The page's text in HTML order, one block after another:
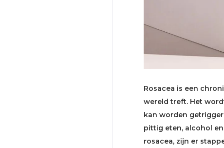
Rosacea is een
wereld treft. Het
kan worden
pittig eten, alcohol
rosacea, zijn er